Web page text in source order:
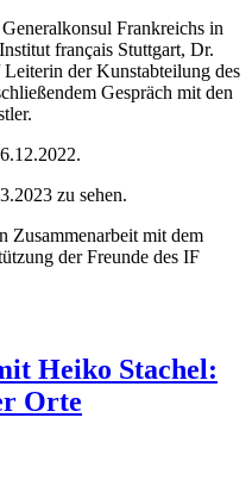
Frankreichs in
français Stuttgart, Dr.
der Kunstabteilung des
Gespräch mit den
zu sehen.
Zusammenarbeit mit dem
der Freunde des IF
Heiko Stachel:
Orte